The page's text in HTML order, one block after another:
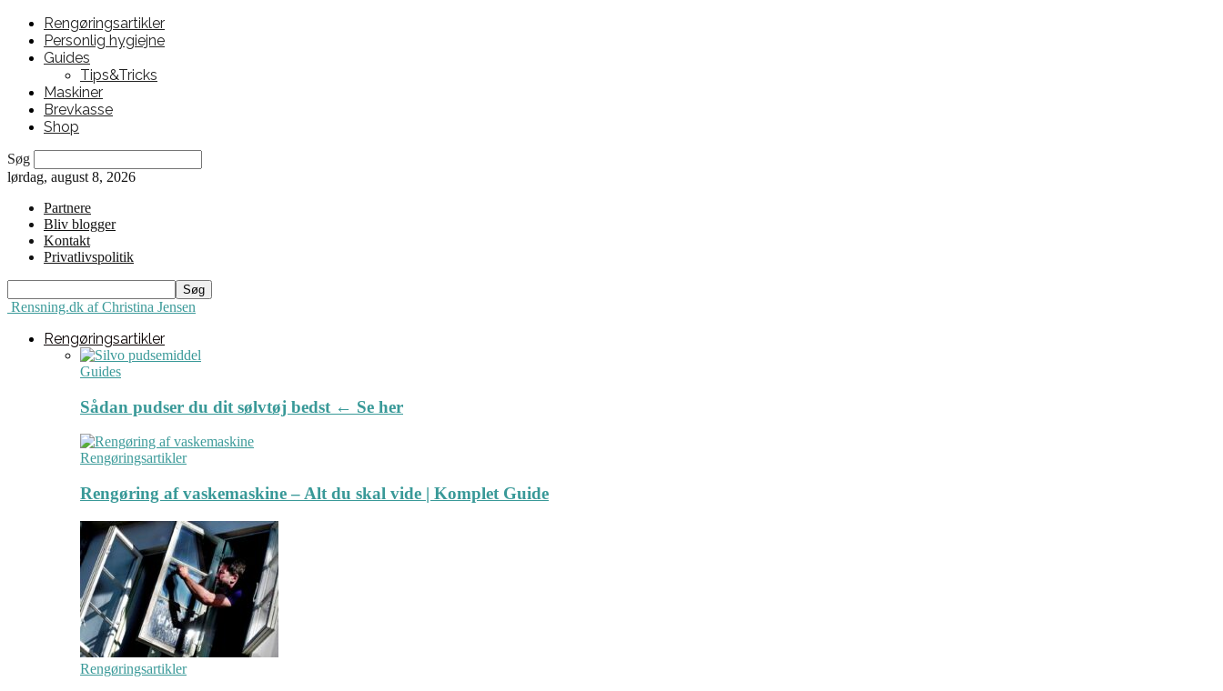
Rengøringsartikler
Personlig hygiejne
Guides
Tips&Tricks
Maskiner
Brevkasse
Shop
Søg
lørdag, august 8, 2026
Partnere
Bliv blogger
Kontakt
Privatlivspolitik
Rensning.dk af Christina Jensen
Rengøringsartikler
Guides
Sådan pudser du dit sølvtøj bedst ← Se her
Rengøringsartikler
Rengøring af vaskemaskine – Alt du skal vide | Komplet Guide
Rengøringsartikler